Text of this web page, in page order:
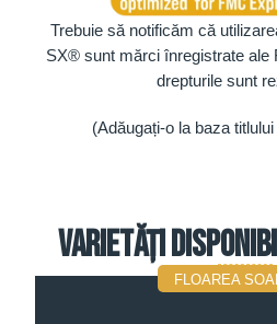
Trebuie să notificăm că
SX® sunt mărci înregistrate ale
drepturile sunt
(Adăugați-o la baza
Varietăți
FLOAREA